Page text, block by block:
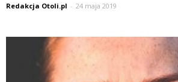
Redakcja Otoli.pl - 24 maja 2019